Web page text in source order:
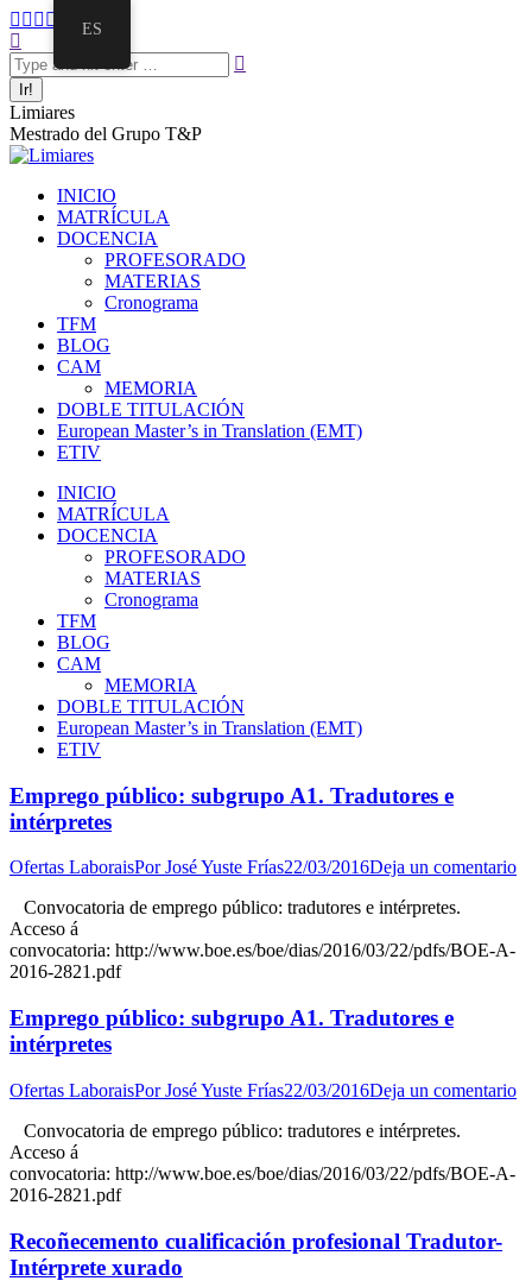
Limiares
Mestrado del Grupo T&P
INICIO
MATRÍCULA
DOCENCIA
PROFESORADO
MATERIAS
Cronograma
TFM
BLOG
CAM
MEMORIA
DOBLE TITULACIÓN
European Master’s in Translation (EMT)
ETIV
INICIO
MATRÍCULA
DOCENCIA
PROFESORADO
MATERIAS
Cronograma
TFM
BLOG
CAM
MEMORIA
DOBLE TITULACIÓN
European Master’s in Translation (EMT)
ETIV
Emprego público: subgrupo A1. Tradutores e
intérpretes
Ofertas LaboraisPorJosé Yuste Frías22/03/2016Deja un comentario
Convocatoria de emprego público: tradutores e intérpretes.
Acceso á
convocatoria: http://www.boe.es/boe/dias/2016/03/22/pdfs/BOE-A-
2016-2821.pdf
Emprego público: subgrupo A1. Tradutores e
intérpretes
Ofertas LaboraisPorJosé Yuste Frías22/03/2016Deja un comentario
Convocatoria de emprego público: tradutores e intérpretes.
Acceso á
convocatoria: http://www.boe.es/boe/dias/2016/03/22/pdfs/BOE-A-
2016-2821.pdf
Recoñecemento cualificación profesional Tradutor-
Intérprete xurado
ES